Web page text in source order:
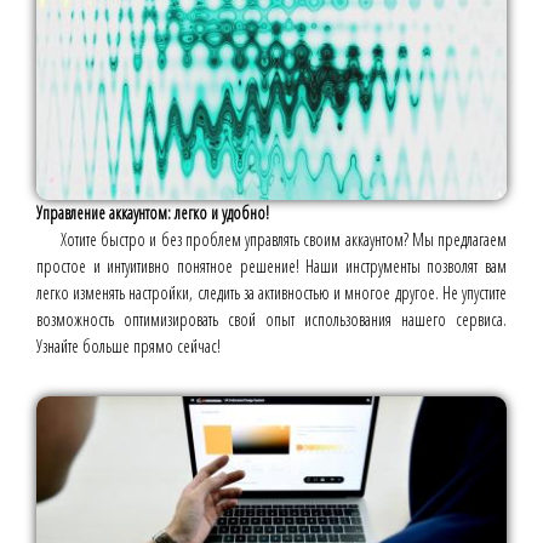
Управление аккаунтом: легко и удобно!
Хотите быстро и без проблем управлять своим аккаунтом? Мы предлагаем
простое и интуитивно понятное решение! Наши инструменты позволят вам
легко изменять настройки, следить за активностью и многое другое. Не упустите
возможность оптимизировать свой опыт использования нашего сервиса.
Узнайте больше прямо сейчас!